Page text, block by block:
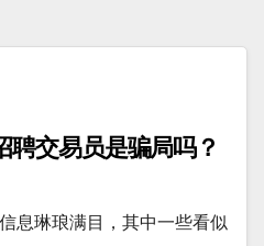
聘交易员是骗局吗？
息琳琅满目，其中一些看似